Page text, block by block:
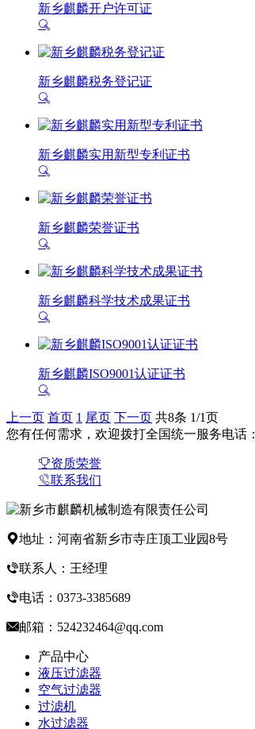
新乡麒麟开户许可证
新乡麒麟税务登记证
新乡麒麟实用新型专利证书
新乡麒麟荣誉证书
新乡麒麟科学技术成果证书
新乡麒麟ISO9001认证证书
上一页 首页 1 尾页 下一页 共8条 1/1页
您有任何需求，欢迎拨打全国统一服务电话：
资质荣誉
联系我们
地址：河南省新乡市寺庄顶工业园8号
联系人：王经理
电话：0373-3385689
邮箱：524232464@qq.com
产品中心
液压过滤器
空气过滤器
过滤机
水过滤器